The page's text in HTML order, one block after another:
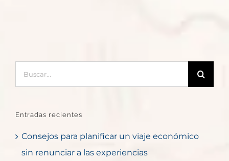
Entradas recientes
Consejos para planificar un viaje económico
sin renunciar a las experiencias